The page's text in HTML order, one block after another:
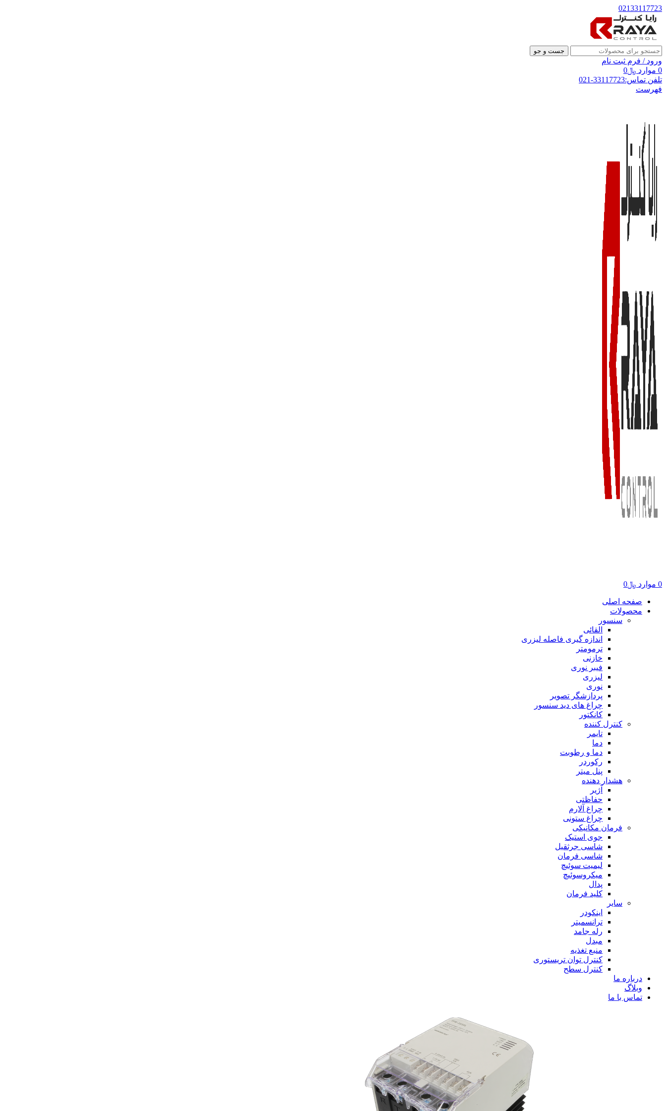
02133117723
جست و جو
ورود / فرم ثبت نام
0 موارد ﷼0
تلفن تماس:33117723-021
فهرست
0 موارد ﷼0
صفحه اصلی
محصولات
سنسور
القائی
اندازه گیری فاصله لیزری
ترمومتر
خازنی
فیبر نوری
لیزری
نوری
پردازشگر تصویر
چراغ های دید سنسور
کانکتور
کنترل کننده
تایمر
دما
دما و رطوبت
رکوردر
پنل میتر
هشدار دهنده
آژیر
حفاظتی
چراغ آلارم
چراغ ستونی
فرمان مکانیکی
جوی استیک
شاسی جرثقیل
شاسی فرمان
لیمیت سوئیچ
میکروسوئیچ
پدال
کلید فرمان
سایر
اینکودر
ترانسمیتر
رله جامد
مبدل
منبع تغذیه
کنترل توان تریستوری
کنترل سطح
درباره ما
وبلاگ
تماس با ما